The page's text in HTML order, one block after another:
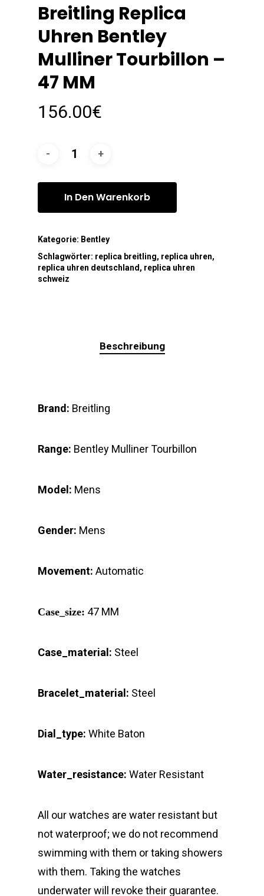
Breitling Replica
Uhren Bentley
Mulliner Tourbillon –
47 MM
156.00€
In Den Warenkorb
Kategorie: Bentley
Schlagwörter: replica breitling, replica uhren,
replica uhren deutschland , replica uhren
schweiz
Beschreibung
Brand: Breitling
Range: Bentley Mulliner Tourbillon
Model: Mens
Gender: Mens
Movement: Automatic
Case_size: 47 MM
Case_material: Steel
Bracelet_material: Steel
Dial_type: White Baton
Water_resistance: Water Resistant
All our watches are water resistant but
not waterproof; we do not recommend
swimming with them or taking showers
with them. Taking the watches
underwater will revoke their guarantee.